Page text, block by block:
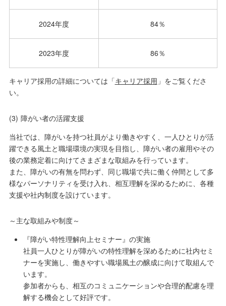
2024年度 84％
2023年度 86％
キャリア採用の詳細については「キャリア採用 」をご覧くださ
い。
(3) 障がい者の活躍支援
当社では、障がいを持つ社員がより働きやすく、一人ひとりが活
躍できる風土と職場環境の実現を目指し、障がい者の雇用やその
後の業務定着に向けてさまざまな取組みを行っています。
また、障がいの有無を問わず、同じ職場で共に働く仲間として多
様なパーソナリティを受け入れ、相互理解を深めるために、各種
支援や社内制度を設けています。
～主な取組みや制度～
『障がい特性理解向上セミナー』の実施
社員一人ひとりが障がいの特性理解を深めるために社内セミ
ナーを実施し、働きやすい職場風土の醸成に向けて取組んで
います。
参加者からも、相互のコミュニケーションや合理的配慮を理
解する機会として好評です。